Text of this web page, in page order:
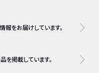
をお届けしています。
を掲載しています。